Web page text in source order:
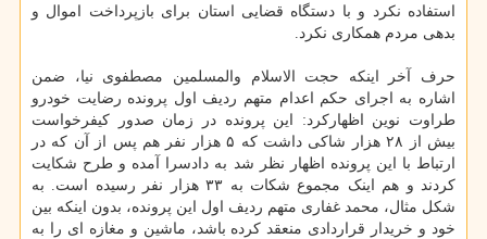
استفاده نکرد و با دستگاه قضایی استان برای بازپرداخت اموال و
بدهی مردم همکاری نکرد.
حرف آخر اینکه حجت الاسلام والمسلمین مصطفوی نیا، ضمن
اشاره به اجرای حکم اعدام متهم ردیف اول پرونده رضایت خودرو
طراوت نوین اظهارکرد: این پرونده در زمان صدور کیفرخواست
بیش از ۲۸ هزار شاکی داشت که ۵ هزار نفر هم پس از آن که در
ارتباط با این پرونده اظهار نظر شد به دادسرا آمده و طرح شکایت
کردند و هم اینک مجموع شکات به ۳۳ هزار نفر رسیده است. به
شکل مثال، محمد غفاری متهم ردیف اول این پرونده، بدون اینکه بین
خود و خریدار قراردادی منعقد کرده باشد، ماشین و مغازه ای را به